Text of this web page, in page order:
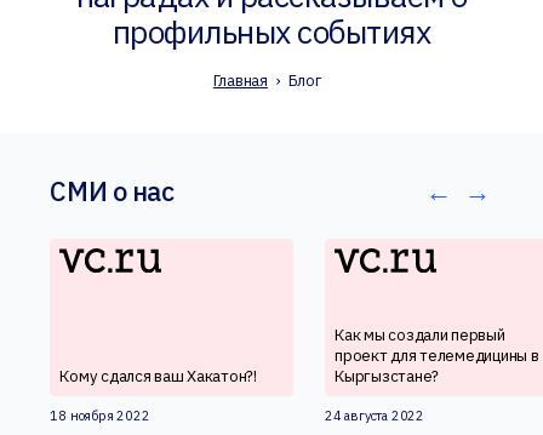
профильных событиях
Главная › Блог
СМИ о нас
Кому сдался ваш Хакатон?!
18 ноября 2022
Как мы создали первый
проект для телемедицины в
Кыргызстане?
24 августа 2022